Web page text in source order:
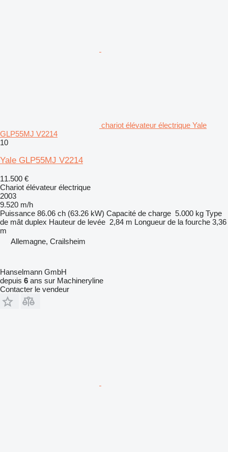
chariot élévateur électrique Yale
GLP55MJ V2214
10
Yale GLP55MJ V2214
11.500 €
Chariot élévateur électrique
2003
9.520 m/h
Puissance 86.06 ch (63.26 kW) Capacité de charge 5.000 kg Type
de mât duplex Hauteur de levée 2,84 m Longueur de la fourche 3,36
m
Allemagne, Crailsheim
Hanselmann GmbH
depuis 6 ans sur Machineryline
Contacter le vendeur